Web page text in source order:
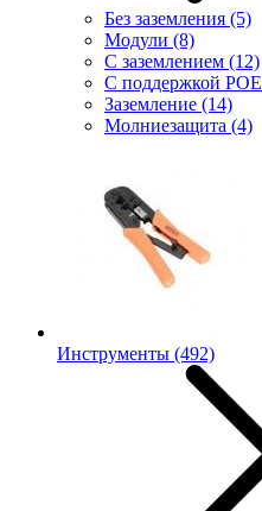
Без заземления (5)
Модули (8)
С заземлением (12)
С поддержкой POE
Заземление (14)
Молниезащита (4)
Инструменты (492)